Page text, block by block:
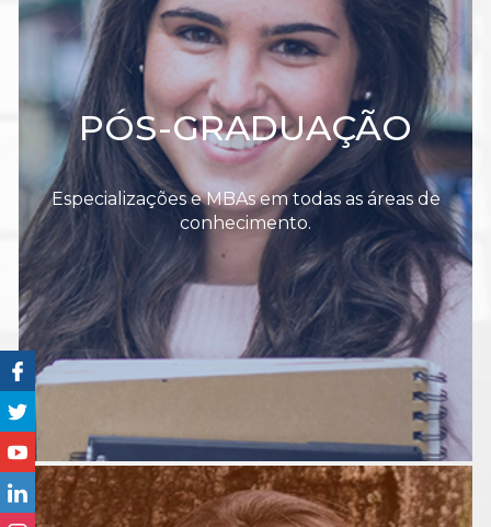
PÓS-GRADUAÇÃO
Especializações e MBAs em todas as áreas de
conhecimento.